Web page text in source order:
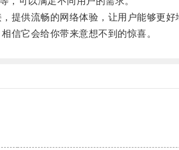
供流畅的网络体验，让用户能够更好
它会给你带来意想不到的惊喜。